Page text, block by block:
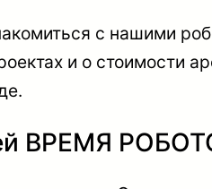
с нашими
и о стоимости
ВРЕМЯ